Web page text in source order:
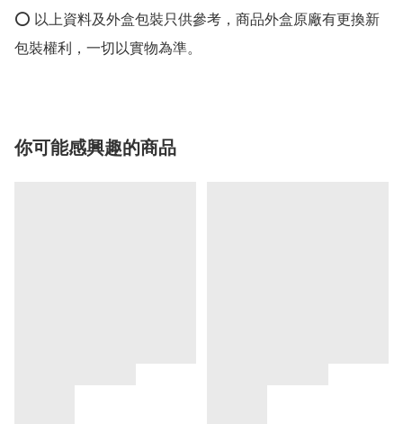
⭕️ 以上資料及外盒包裝只供參考，商品外盒原廠有更換新
包裝權利，一切以實物為準。
你可能感興趣的商品